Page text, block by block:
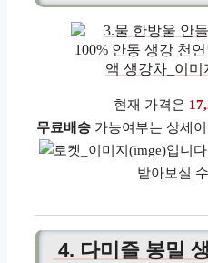
현재 가격은
무료배송가능여부는 상세
받아보실
4. 다미즐 봉밀